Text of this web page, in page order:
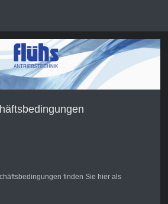
finden Sie hier als